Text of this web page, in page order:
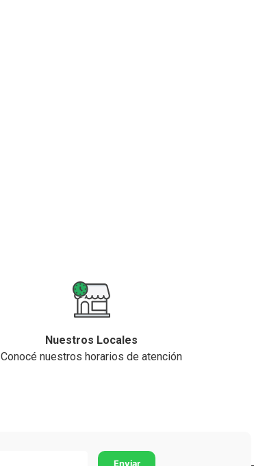
Nuestros Locales
Conocé nuestros horarios de atención